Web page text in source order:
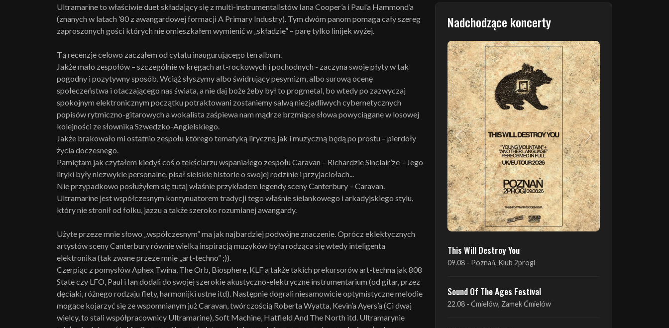
Ultramarine to właściwie duet składający się z multi-instrumentalistów Iana Cooper’a i Paul’a Hammond’a
(znanych w latach ’80 z awangardowej formacji A Primary Industry). Tym dwóm panom pomaga cały szereg
zaproszonych gości których nie omieszkałem wymienić w „składzie” – parę tylko linijek wyżej.
Tą recenzje celowo zacząłem od cytatu inaugurującego ten album.
Jakże mało zespołów – szczególnie w kręgach art-rockowych i pochodnych - zaczyna swoje płyty w tak
pogodny i pozytywny sposób. Wciąż słyszymy albo świdrujący pesymizm, albo surową ocenę
społeczeństwa i otaczającego nas świata, a nie daj boże żeby był to progmetal, bo wtedy po zazwyczaj
spokojnym elektronicznym początku potraktowani zostaniemy salwą niezjadliwych cybernetycznych
popisów rytmiczno-gitarowych a wokalista zaśpiewa nam mądrze brzmiące słowa powyciągane w losowej
kolejności ze słownika Szwedzko-Angielskiego.
Jakże brakowało mi ostatnio zespołu którego tematyką liryczną jak i muzyczną będą po prostu – pierdoły
życia doczesnego.
Pamiętam jak czytałem kiedyś coś o tekściarzu wspaniałego zespołu Caravan – Richardzie Sinclair’ze – Jego
liryki były niezwykle personalne, pisał sielskie historie o swojej rodzinie i przyjaciołach...
Nie przypadkowo posłużyłem się tutaj właśnie przykładem legendy sceny Canterbury – Caravan.
Ultramarine jest współczesnym kontynuatorem tradycji tego właśnie sielankowego i arkadyjskiego stylu,
który nie stronił od folku, jazzu a także szeroko rozumianej awangardy.
Użyte przeze mnie słowo „współczesnym” ma jak najbardziej podwójne znaczenie. Oprócz eklektycznych
artystów sceny Canterbury równie wielką inspiracją muzyków była rodząca się wtedy inteligenta
elektronika (tak zwane przeze mnie „art-techno” ;)).
Czerpiąc z pomysłów Aphex Twina, The Orb, Biosphere, KLF a także takich prekursorów art-techna jak 808
State czy LFO, Paul i Ian dodali do swojej szerokie akustyczno-elektryczne instrumentarium (od gitar, przez
dęciaki, różnego rodzaju flety, harmonijki ustne itd). Następnie dograli niesamowicie optymistyczne melodie
mogące kojarzyć się ze wspomnianym już Caravan, twórczością Roberta Wyatta, Kevin’a Ayers’a (Ci dwaj
wielcy, to stali współpracownicy Ultramarine), Soft Machine, Hatfield And The North itd. Ultramarynie
Nadchodzące koncerty
Poprzedni Następny
This Will Destroy You
09.08 - Poznań, Klub 2progi
Sound Of The Ages Festival
22.08 - Ćmielów, Zamek Ćmielów
INO-ROCK FESTIVAL
29.08 - Inowrocław, Plac Imprez, ul.